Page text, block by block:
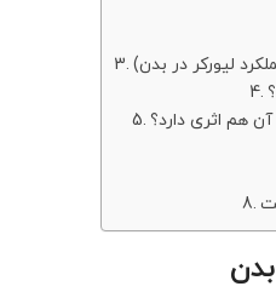
لیورکر در بدن)
هم اثری دارد؟